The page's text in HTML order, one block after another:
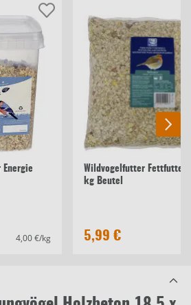
Energie
4,00 €/kg
Wildvogelfutter Fettfutter
kg Beutel
5,99 €